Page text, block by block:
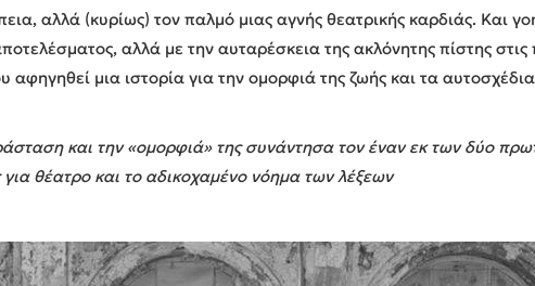
αλλά (κυρίως) τον παλμό μιας αγνής θεατρικής καρδιάς. Και
αλλά με την αυταρέσκεια της ακλόνητης πίστης
αφηγηθεί μια ιστορία για την ομορφιά της ζωής και τα
και την «ομορφιά» της συνάντησα τον έναν εκ των δύο
θέατρο και το αδικοχαμένο νόημα των λέξεων